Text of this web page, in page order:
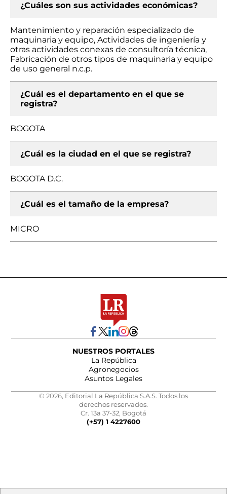
¿Cuáles son sus actividades económicas?
Mantenimiento y reparación especializado de
maquinaria y equipo, Actividades de ingeniería y
otras actividades conexas de consultoría técnica,
Fabricación de otros tipos de maquinaria y equipo
de uso general n.c.p.
¿Cuál es el departamento en el que se
registra?
BOGOTA
¿Cuál es la ciudad en el que se registra?
BOGOTA D.C.
¿Cuál es el tamaño de la empresa?
MICRO
NUESTROS PORTALES
La República
Agronegocios
Asuntos Legales
© 2026, Editorial La República S.A.S. Todos los
derechos reservados.
Cr. 13a 37-32, Bogotá
(+57) 1 4227600